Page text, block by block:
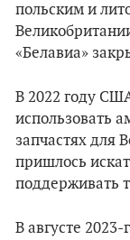
польским и
«Белавиа»
В 2022 году
использовать
запчастях для
пришлось
поддерживать
В августе